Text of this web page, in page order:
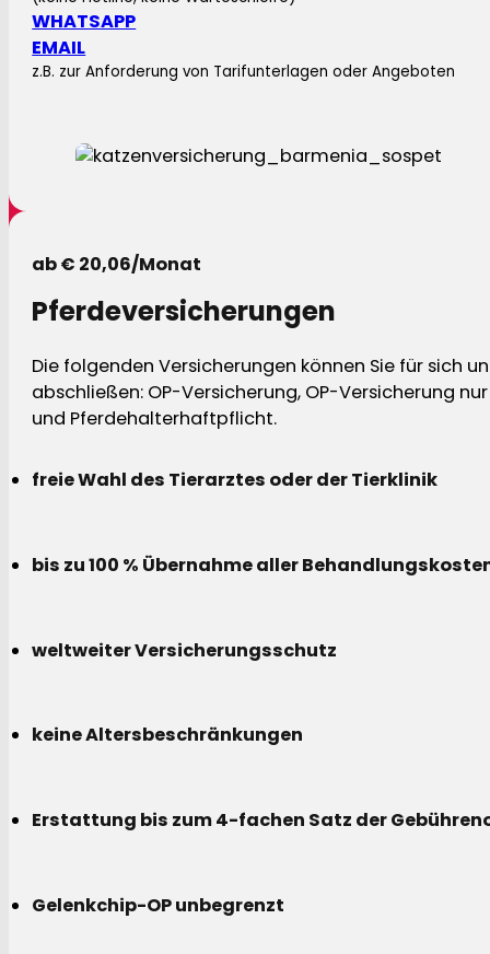
WHATSAPP
EMAIL
z.B. zur Anforderung von Tarifunterlagen oder Angeboten
ab € 20,06/Monat
Pferdeversicherungen
Die folgenden Versicherungen können Sie für sich
abschließen: OP-Versicherung, OP-Versicherung
und Pferdehalterhaftpflicht.
freie Wahl des Tierarztes oder der Tierklinik
bis zu 100 % Übernahme aller
weltweiter Versicherungsschutz
keine Altersbeschränkungen
Erstattung bis zum 4-fachen Satz der
Gelenkchip-OP unbegrenzt